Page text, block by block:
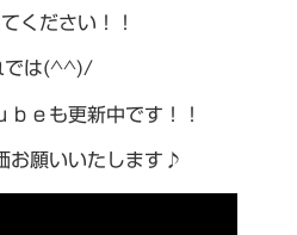
ください！！
では(^^)/
ｂｅも更新中です！！
お願いいたします♪